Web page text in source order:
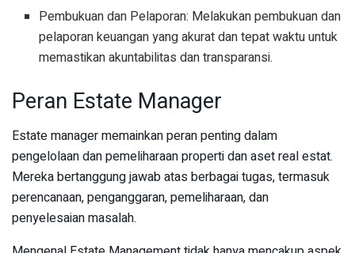
Pembukuan dan Pelaporan: Melakukan pembukuan dan
pelaporan keuangan yang akurat dan tepat waktu untuk
memastikan akuntabilitas dan transparansi.
Peran Estate Manager
Estate manager memainkan peran penting dalam
pengelolaan dan pemeliharaan properti dan aset real estat.
Mereka bertanggung jawab atas berbagai tugas, termasuk
perencanaan, penganggaran, pemeliharaan, dan
penyelesaian masalah.